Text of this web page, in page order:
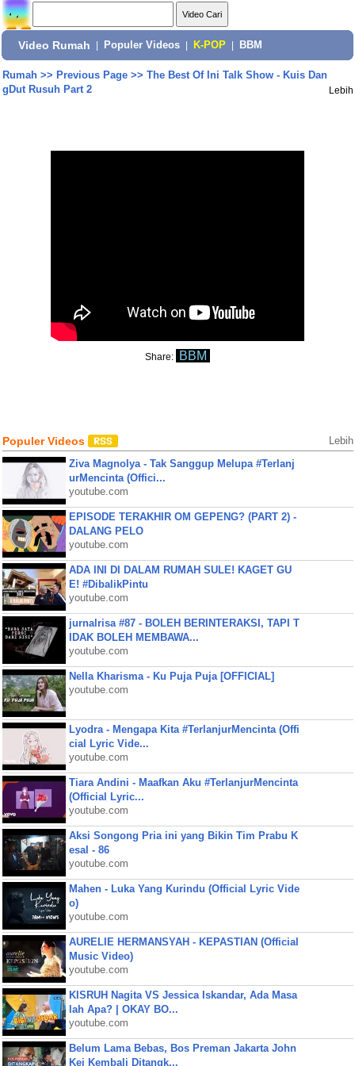
Video Rumah Populer Videos K-POP BBM
Rumah>> Previous Page>> The Best Of Ini Talk Show - Kuis Dan
gDut Rusuh Part 2
Lebih
Share: BBM
Populer Videos Lebih
Ziva Magnolya - Tak Sanggup Melupa #Terlanj
urMencinta (Offici...
youtube.com
EPISODE TERAKHIR OM GEPENG? (PART 2) -
DALANG PELO
youtube.com
ADA INI DI DALAM RUMAH SULE! KAGET GU
E! #DibalikPintu
youtube.com
jurnalrisa #87 - BOLEH BERINTERAKSI, TAPI T
IDAK BOLEH MEMBAWA...
youtube.com
Nella Kharisma - Ku Puja Puja [OFFICIAL]
youtube.com
Lyodra - Mengapa Kita #TerlanjurMencinta (Offi
cial Lyric Vide...
youtube.com
Tiara Andini - Maafkan Aku #TerlanjurMencinta
(Official Lyric...
youtube.com
Aksi Songong Pria ini yang Bikin Tim Prabu K
esal - 86
youtube.com
Mahen - Luka Yang Kurindu (Official Lyric Vide
o)
youtube.com
AURELIE HERMANSYAH - KEPASTIAN (Official
Music Video)
youtube.com
KISRUH Nagita VS Jessica Iskandar, Ada Masa
lah Apa? | OKAY BO...
youtube.com
Belum Lama Bebas, Bos Preman Jakarta John
Kei Kembali Ditangk...